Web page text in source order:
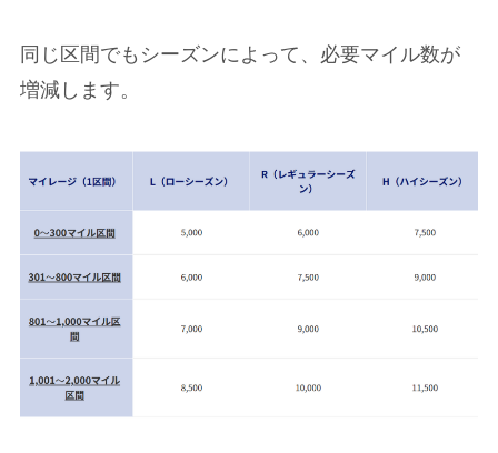
同じ区間でもシーズンによって、必要マイル数が
増減します。